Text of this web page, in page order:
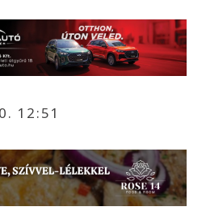
12:51